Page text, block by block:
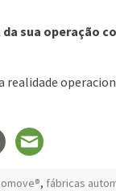
sua operação
realidade
, fábricas